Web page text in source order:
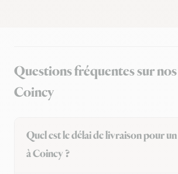
Questions fréquentes sur
Coincy
Quel est le délai de livraison pour
à Coincy ?